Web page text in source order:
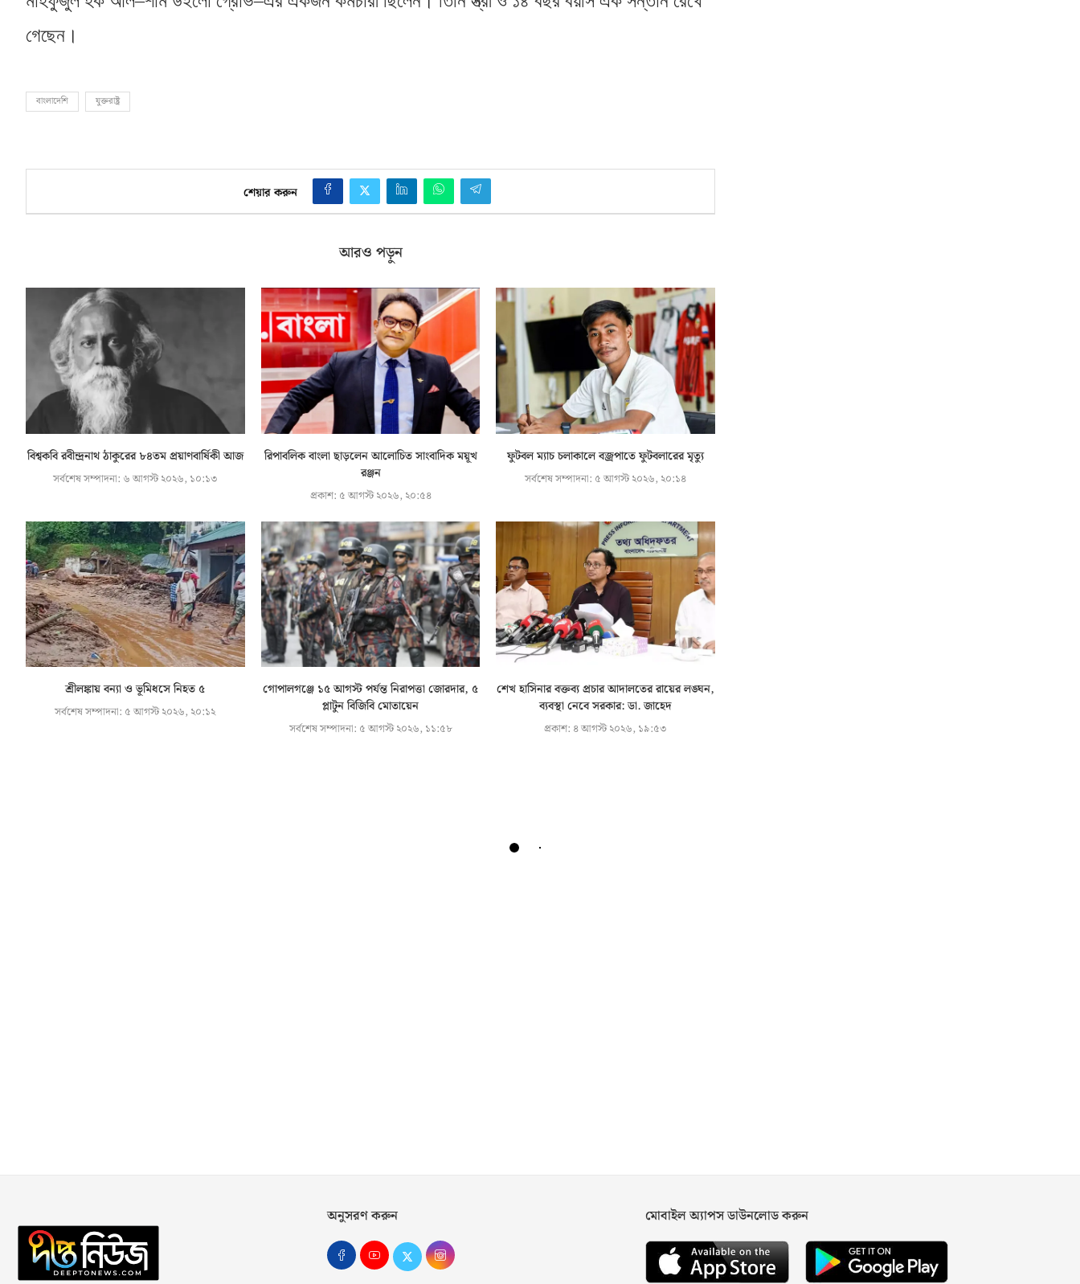
গেছেন।
বাংলাদেশি যুক্তরাষ্ট্র
শেয়ার করুন
আরও পড়ুন
বিশ্বকবি রবীন্দ্রনাথ ঠাকুরের ৮৪তম প্রয়াণবার্ষিকী আজ
সর্বশেষ সম্পাদনা: ৬ আগস্ট ২০২৬, ১০:১৩
রিপাবলিক বাংলা ছাড়লেন আলোচিত সাংবাদিক ময়ূখ
রঞ্জন
প্রকাশ: ৫ আগস্ট ২০২৬, ২০:৫৪
ফুটবল ম্যাচ চলাকালে বজ্রপাতে ফুটবলারের মৃত্যু
সর্বশেষ সম্পাদনা: ৫ আগস্ট ২০২৬, ২০:১৪
শ্রীলঙ্কায় বন্যা ও ভূমিধসে নিহত ৫
সর্বশেষ সম্পাদনা: ৫ আগস্ট ২০২৬, ২০:১২
গোপালগঞ্জে ১৫ আগস্ট পর্যন্ত নিরাপত্তা জোরদার, ৫
প্লাটুন বিজিবি মোতায়েন
সর্বশেষ সম্পাদনা: ৫ আগস্ট ২০২৬, ১১:৫৮
শেখ হাসিনার বক্তব্য প্রচার আদালতের রায়ের লঙ্ঘন,
ব্যবস্থা নেবে সরকার: ডা. জাহেদ
প্রকাশ: ৪ আগস্ট ২০২৬, ১৯:৫৩
অনুসরণ করুন মোবাইল অ্যাপস ডাউনলোড করুন